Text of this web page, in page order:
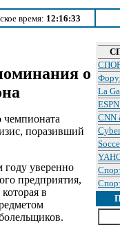
время: 12:16:33
о
поразивший
уверенно
предприятия,
в
La
CNN